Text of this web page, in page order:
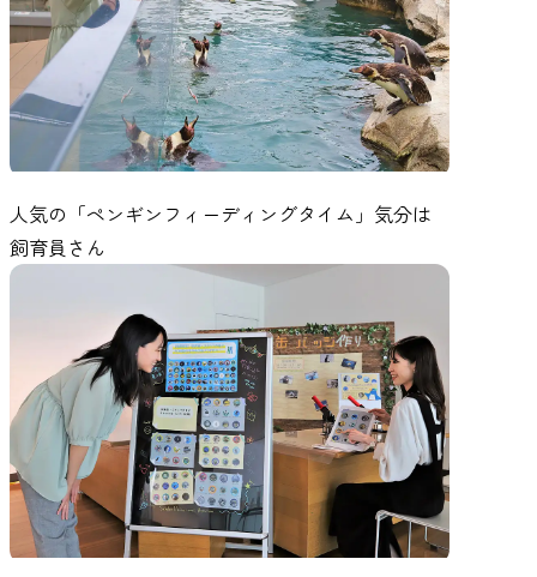
人気の「ペンギンフィーディングタイム」気分は
飼育員さん